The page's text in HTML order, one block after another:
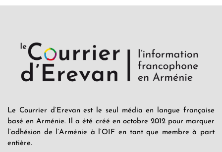
Le Courrier d’Erevan est le seul média en langue française
basé en Arménie. Il a été créé en octobre 2012 pour marquer
l’adhésion de l’Arménie à l’OIF en tant que membre à part
entière.